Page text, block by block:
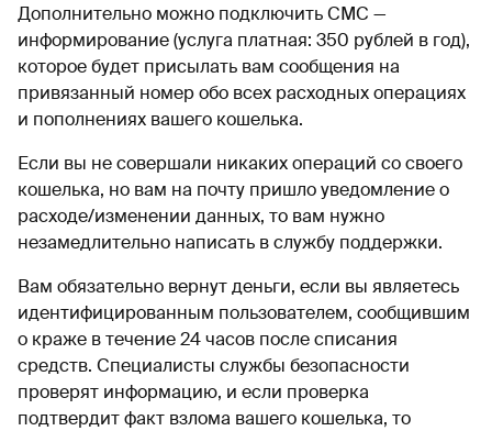
Дополнительно можно подключить СМС —
информирование (услуга платная: 350 рублей в год),
которое будет присылать вам сообщения на
привязанный номер обо всех расходных операциях
и пополнениях вашего кошелька.
Если вы не совершали никаких операций со своего
кошелька, но вам на почту пришло уведомление о
расходе/изменении данных, то вам нужно
незамедлительно написать в службу поддержки.
Вам обязательно вернут деньги, если вы являетесь
идентифицированным пользователем, сообщившим
о краже в течение 24 часов после списания
средств. Специалисты службы безопасности
проверят информацию, и если проверка
подтвердит факт взлома вашего кошелька, то